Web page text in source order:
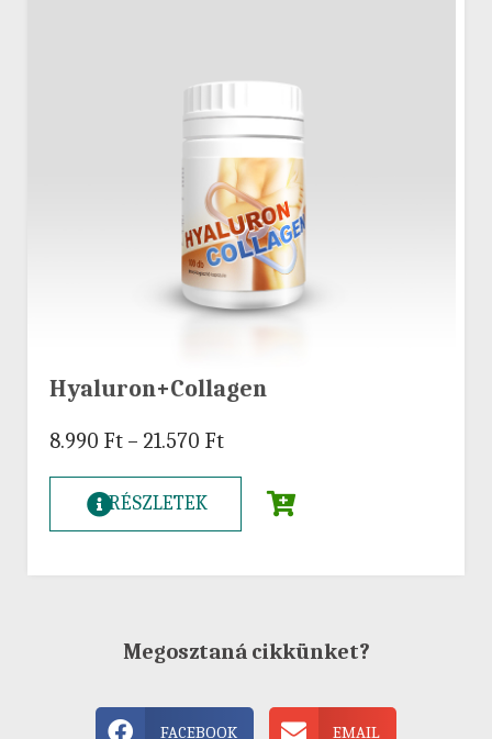
Hyaluron+Collagen
8.990 Ft – 21.570 Ft
RÉSZLETEK
Megosztaná cikkünket?
FACEBOOK EMAIL